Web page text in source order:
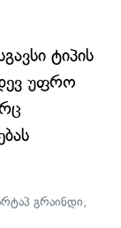
ტიპის
უფრო
გრაინდი,